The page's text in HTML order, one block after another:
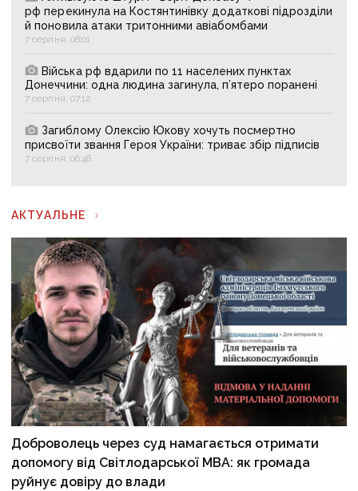
рф перекинула на Костянтинівку додаткові підрозділи
й поновила атаки тритонними авіабомбами
7 серпня, 08:01
Війська рф вдарили по 11 населених пунктах
Донеччини: одна людина загинула, п’ятеро поранені
7 серпня, 07:12
Загиблому Олексію Юкову хочуть посмертно
присвоїти звання Героя України: триває збір підписів
7 серпня, 06:48
АКТУАЛЬНЕ
Доброволець через суд намагається отримати
допомогу від Світлодарської МВА: як громада
руйнує довіру до влади